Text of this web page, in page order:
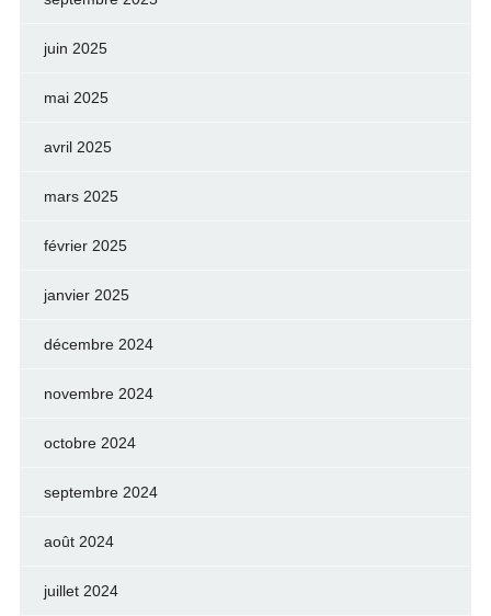
juin 2025
mai 2025
avril 2025
mars 2025
février 2025
janvier 2025
décembre 2024
novembre 2024
octobre 2024
septembre 2024
août 2024
juillet 2024